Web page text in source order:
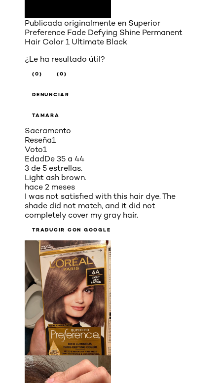
Publicada originalmente en Superior
Preference Fade Defying Shine Permanent
Hair Color 1 Ultimate Black
¿Le ha resultado útil?
(0) (0)
DENUNCIAR
TAMARA
Sacramento
Reseña1
Voto1
EdadDe 35 a 44
3 de 5 estrellas.
Light ash brown.
hace 2 meses
I was not satisfied with this hair dye. The
shade did not match, and it did not
completely cover my gray hair.
TRADUCIR CON GOOGLE